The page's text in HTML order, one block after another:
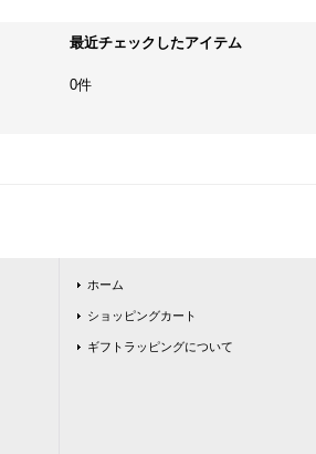
最近チェックしたアイテム
0件
ホーム
ショッピングカート
ギフトラッピングについて